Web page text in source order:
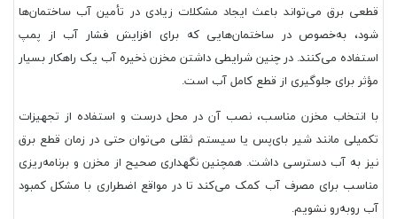
قطعی برق می‌تواند باعث ایجاد مشکلات زیادی در تأمین آب ساختمان‌ها
شود، به‌خصوص در ساختمان‌هایی که برای افزایش فشار آب از پمپ
استفاده می‌کنند. در چنین شرایطی داشتن مخزن ذخیره آب یک راهکار بسیار
مؤثر برای جلوگیری از قطع کامل آب است.
با انتخاب مخزن مناسب، نصب آن در محل درست و استفاده از تجهیزات
تکمیلی مانند شیر بای‌پس یا سیستم ثقلی می‌توان حتی در زمان قطع برق
نیز به آب دسترسی داشت. همچنین نگهداری صحیح از مخزن و برنامه‌ریزی
مناسب برای مصرف آب کمک می‌کند تا در مواقع اضطراری با مشکل کمبود
آب روبه‌رو نشویم.